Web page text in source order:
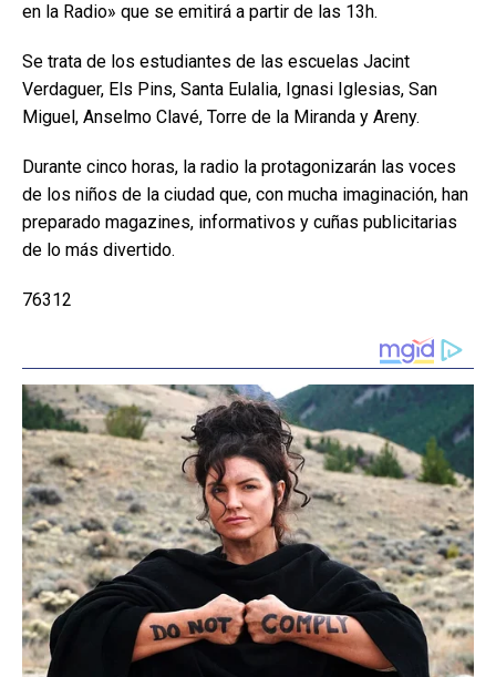
en la Radio» que se emitirá a partir de las 13h.
Se trata de los estudiantes de las escuelas Jacint
Verdaguer, Els Pins, Santa Eulalia, Ignasi Iglesias, San
Miguel, Anselmo Clavé, Torre de la Miranda y Areny.
Durante cinco horas, la radio la protagonizarán las voces
de los niños de la ciudad que, con mucha imaginación, han
preparado magazines, informativos y cuñas publicitarias
de lo más divertido.
76312